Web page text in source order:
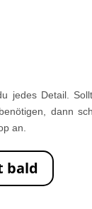
jedes Detail.
dann
an.
bald